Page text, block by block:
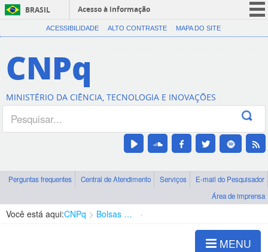
BRASIL
Acesso à informação
CORONAVÍRUS (COVID-19)
Canais
ACESSIBILIDADE ALTO CONTRASTE MAPA DO SITE
CNPq
MINISTÉRIO DA CIÊNCIA, TECNOLOGIA E INOVAÇÕES
Perguntas frequentes Central de Atendimento Serviços
E-mail do Pesquisador
Área de imprensa
Você está aqui:CNPq Bolsas e Auxílios Vigentes
MENU